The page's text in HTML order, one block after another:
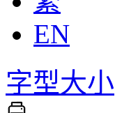
EN
字型大小